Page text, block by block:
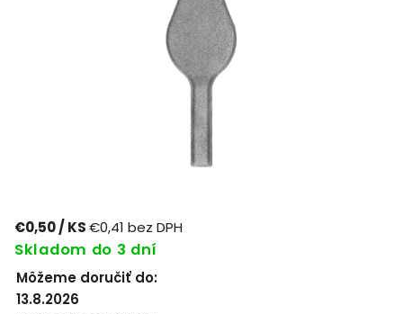
€0,50/ KS€0,41 bez DPH
Skladom do 3 dní
Môžeme doručiť do:
13.8.2026